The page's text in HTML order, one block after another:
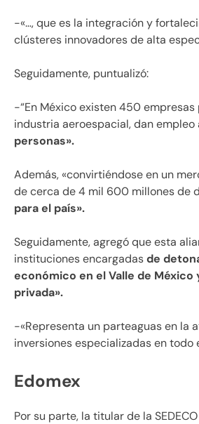
-«…, que es la integración y
clústeres innovadores de alta
Seguidamente, puntualizó:
-“En México existen 450
industria aeroespacial, dan empleo
personas».
Además, «convirtiéndose en un
de cerca de 4 mil 600 millones de d
para el país».
Seguidamente, agregó que esta
instituciones encargadasde
económico en el Valle de México
privada».
-«Representa un parteaguas en la
inversiones especializadas en todo
Edomex
Por su parte, la titular de la